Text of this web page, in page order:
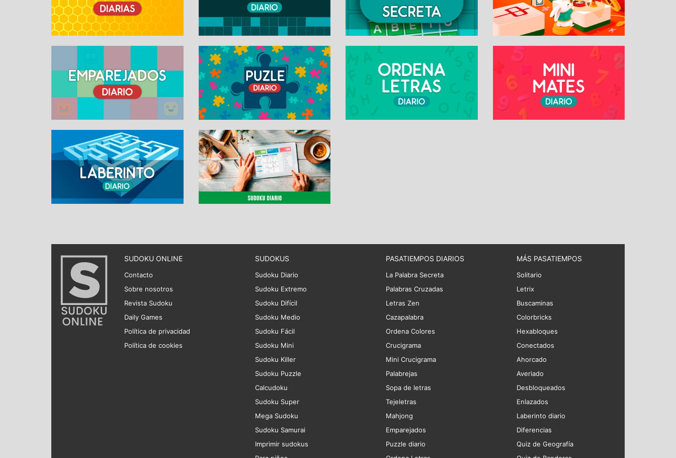
SUDOKU ONLINE
Contacto
Sobre nosotros
Revista Sudoku
Daily Games
Política de privacidad
Política de cookies
SUDOKUS
Sudoku Diario
Sudoku Extremo
Sudoku Difícil
Sudoku Medio
Sudoku Fácil
Sudoku Mini
Sudoku Killer
Sudoku Puzzle
Calcudoku
Sudoku Super
Mega Sudoku
Sudoku Samurai
Imprimir sudokus
PASATIEMPOS DIARIOS
La Palabra Secreta
Palabras Cruzadas
Letras Zen
Cazapalabra
Ordena Colores
Crucigrama
Mini Crucigrama
Palabrejas
Sopa de letras
Tejeletras
Mahjong
Emparejados
Puzzle diario
MÁS PASATIEMPOS
Solitario
Letrix
Buscaminas
Colorbricks
Hexabloques
Conectados
Ahorcado
Averiado
Desbloqueados
Enlazados
Laberinto diario
Diferencias
Quiz de Geografía